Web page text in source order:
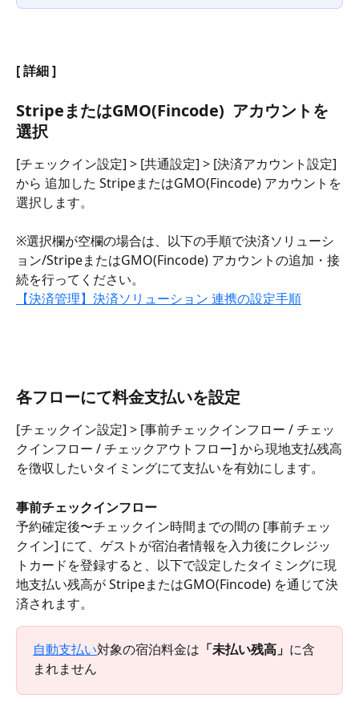
[ 詳細 ]
StripeまたはGMO(Fincode) アカウントを
選択
[チェックイン設定] > [共通設定] > [決済アカウント設定]
から 追加した StripeまたはGMO(Fincode) アカウントを
選択します。
※選択欄が空欄の場合は、以下の手順で決済ソリューシ
ョン/StripeまたはGMO(Fincode) アカウントの追加・接
続を行ってください。
【決済管理】決済ソリューション 連携の設定手順
各フローにて料金支払いを設定
[チェックイン設定] > [事前チェックインフロー / チェッ
クインフロー / チェックアウトフロー] から現地支払残高
を徴収したいタイミングにて支払いを有効にします。
事前チェックインフロー
予約確定後〜チェックイン時間までの間の [事前チェッ
クイン] にて、ゲストが宿泊者情報を入力後にクレジッ
トカードを登録すると、以下で設定したタイミングに現
地支払い残高が StripeまたはGMO(Fincode) を通じて決
済されます。
自動支払い対象の宿泊料金は 「未払い残高」 に含
まれません